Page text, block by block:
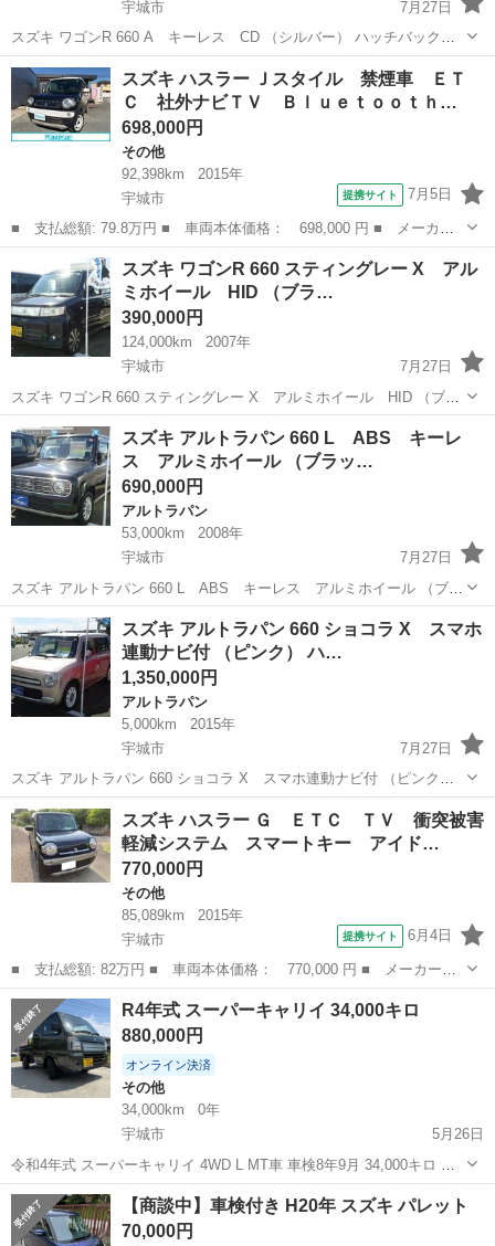
宇城市
7月27日
スズキ ワゴンR 660 A キーレス CD （シルバー） ハッチバック
軽自動車 本体価格 290,000円 年式(初度登録年):2003(H15) 走行距
離:9.9万km 修復歴:なし リサイクル料:リ済別 車検...
熊本 宇城市 スズキ
スズキ ハスラー Ｊスタイル 禁煙車 ＥＴ
Ｃ 社外ナビＴＶ Ｂｌｕｅｔｏｏｔｈ…
698,000円
その他
92,398km
2015年
宇城市
提携サイト 7月5日
■ 支払総額: 79.8万円 ■ 車両本体価格： 698,000 円 ■ メーカー
名： スズキ ■ 車種名： ハスラー ■ グレード名： Ｊスタイ
ル 禁煙車 ＥＴＣ 社外ナビＴＶ Ｂｌｕｅｔｏｏｔｈ 衝突被害
軽減システム ...
宇城市 その他
スズキ ワゴンR 660 スティングレー X アル
ミホイール HID （ブラ…
390,000円
124,000km
2007年
宇城市
7月27日
スズキ ワゴンR 660 スティングレー X アルミホイール HID （ブラ
ック） ハッチバック 軽自動車 本体価格 390,000円 年式(初度登録
年):2007(H19) 走行距離:12.4万km 修復歴:なし ...
熊本 宇城市 スズキ 法定
スズキ アルトラパン 660 L ABS キーレ
ス アルミホイール （ブラッ…
690,000円
アルトラパン
53,000km
2008年
宇城市
7月27日
スズキ アルトラパン 660 L ABS キーレス アルミホイール （ブラ
ック） ハッチバック 軽自動車 本体価格 690,000円 年式(初度登録
年):2008(H20) 走行距離:5.3万km 修復歴:なし リサ...
熊本 宇城市 アルトラパン 軽自動車
スズキ アルトラパン 660 ショコラ X スマホ
連動ナビ付 （ピンク） ハ…
1,350,000円
アルトラパン
5,000km
2015年
宇城市
7月27日
スズキ アルトラパン 660 ショコラ X スマホ連動ナビ付 （ピンク）
ハッチバック 軽自動車 本体価格 1,350,000円 年式(初度登録
年):2015(H27) 走行距離:0.5万km 修復歴:なし リサイク...
熊本 宇城市 アルトラパン
スズキ ハスラー Ｇ ＥＴＣ ＴＶ 衝突被害
軽減システム スマートキー アイド…
770,000円
その他
85,089km
2015年
宇城市
提携サイト 6月4日
■ 支払総額: 82万円 ■ 車両本体価格： 770,000 円 ■ メーカー
名： スズキ ■ 車種名： ハスラー ■ グレード名： Ｇ ＥＴ
Ｃ ＴＶ 衝突被害軽減システム スマートキー アイドリングスト
ップ 電動格納ミラ...
熊本 宇城市 その他
R4年式 スーパーキャリイ 34,000キロ
880,000円
オンライン決済
その他
34,000km
0年
宇城市
5月26日
令和4年式 スーパーキャリイ 4WD L MT車 車検8年9月 34,000キロ グ
リーン 社外ホイール ナビ 内外装共に綺麗です 現状売り 質問等どう
ぞ！！
熊本 宇城市 その他 スーパーキャリイ
【商談中】車検付き H20年 スズキ パレット
70,000円